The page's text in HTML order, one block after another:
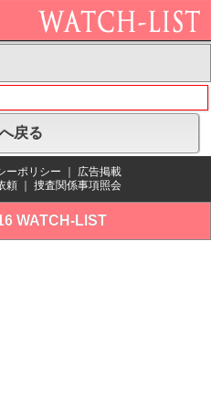
戻る
ーポリシー
広告掲載
頼 捜査関係事項照会
WATCH-LIST